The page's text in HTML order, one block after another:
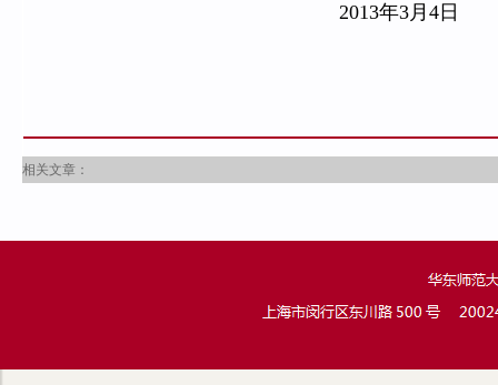
2013年3月4日
相关文章：